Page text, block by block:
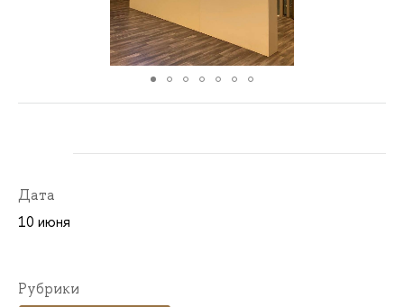
Дата
10 июня
Рубрики